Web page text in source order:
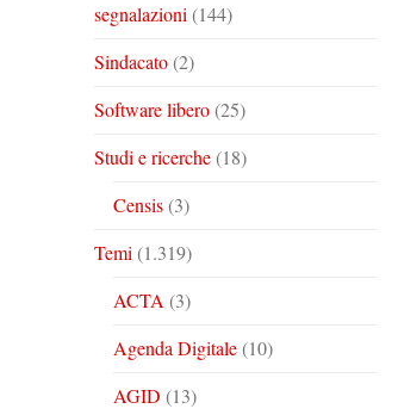
segnalazioni (144)
Sindacato(2)
Software libero(25)
Studi e ricerche(18)
Censis(3)
Temi (1.319)
ACTA (3)
Agenda Digitale(10)
AGID (13)